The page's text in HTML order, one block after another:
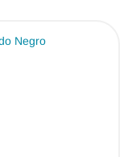
pueden